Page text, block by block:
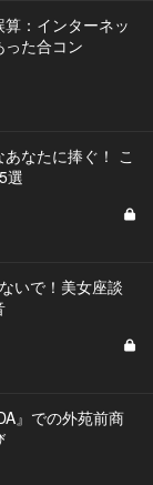
：インターネッ
った合コン
あなたに捧ぐ！ こ
選
いで！美女座談
』での外苑前商